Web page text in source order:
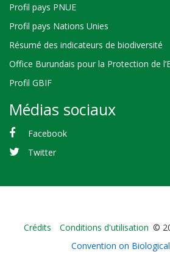
Profil pays PNUE
Profil pays Nations Unies
Résumé des indicateurs de biodiversité
Office Burundais pour la Protection de
Profil GBIF
Médias sociaux
Facebook
Twitter
-
Crédits Conditions d'utilisation ©
Convention on